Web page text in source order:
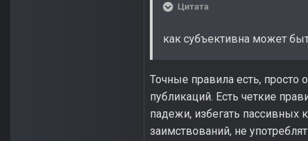
Цитата
как субъективна может
Точные правила есть, просто
публикаций. Есть четкие
падежи, избегать пассивных
заимствований, не